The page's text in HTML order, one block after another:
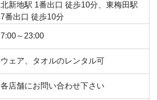
北新地駅 1番出口 徒歩10分、東梅田駅
7番出口 徒歩10分
7:00～23:00
ウェア、タオルのレンタル可
各店舗にお問い合わせ下さい